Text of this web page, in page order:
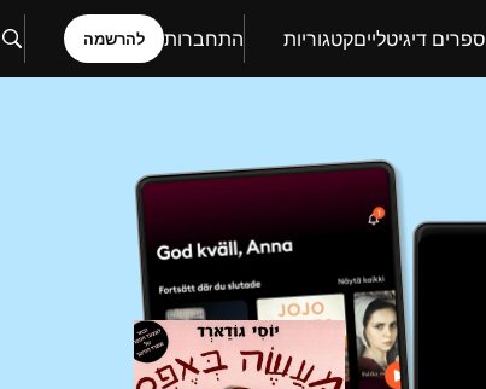
ספרים דיגיטלייםקטגוריות התחברות להרשמה